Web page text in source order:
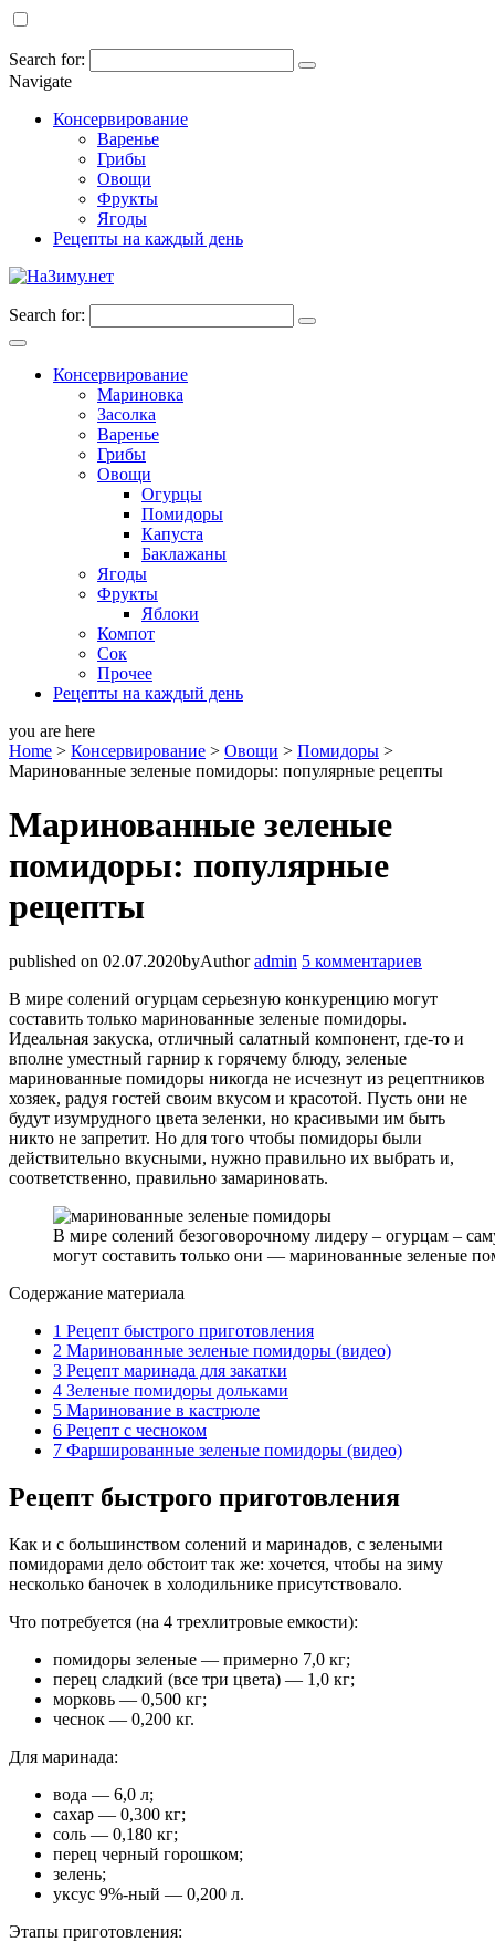
Search for:
Navigate
Консервирование
Варенье
Грибы
Овощи
Фрукты
Ягоды
Рецепты на каждый день
Search for:
Консервирование
Мариновка
Засолка
Варенье
Грибы
Овощи
Огурцы
Помидоры
Капуста
Баклажаны
Ягоды
Фрукты
Яблоки
Компот
Сок
Прочее
Рецепты на каждый день
you are here
Home > Консервирование > Овощи > Помидоры >
Маринованные зеленые помидоры: популярные рецепты
Маринованные зеленые
помидоры: популярные
рецепты
published on 02.07.2020byAuthoradmin 5 комментариев
В мире солений огурцам серьезную конкуренцию могут
составить только маринованные зеленые помидоры.
Идеальная закуска, отличный салатный компонент, где-то и
вполне уместный гарнир к горячему блюду, зеленые
маринованные помидоры никогда не исчезнут из рецептников
хозяек, радуя гостей своим вкусом и красотой. Пусть они не
будут изумрудного цвета зеленки, но красивыми им быть
никто не запретит. Но для того чтобы помидоры были
действительно вкусными, нужно правильно их выбрать и,
соответственно, правильно замариновать.
В мире солений безоговорочному лидеру – огурцам –
могут составить только они — маринованные зеленые
Содержание материала
1 Рецепт быстрого приготовления
2 Маринованные зеленые помидоры (видео)
3 Рецепт маринада для закатки
4 Зеленые помидоры дольками
5 Маринование в кастрюле
6 Рецепт с чесноком
7 Фаршированные зеленые помидоры (видео)
Рецепт быстрого приготовления
Как и с большинством солений и маринадов, с зелеными
помидорами дело обстоит так же: хочется, чтобы на зиму
несколько баночек в холодильнике присутствовало.
Что потребуется (на 4 трехлитровые емкости):
помидоры зеленые — примерно 7,0 кг;
перец сладкий (все три цвета) — 1,0 кг;
морковь — 0,500 кг;
чеснок — 0,200 кг.
Для маринада:
вода — 6,0 л;
сахар — 0,300 кг;
соль — 0,180 кг;
перец черный горошком;
зелень;
уксус 9%-ный — 0,200 л.
Этапы приготовления: